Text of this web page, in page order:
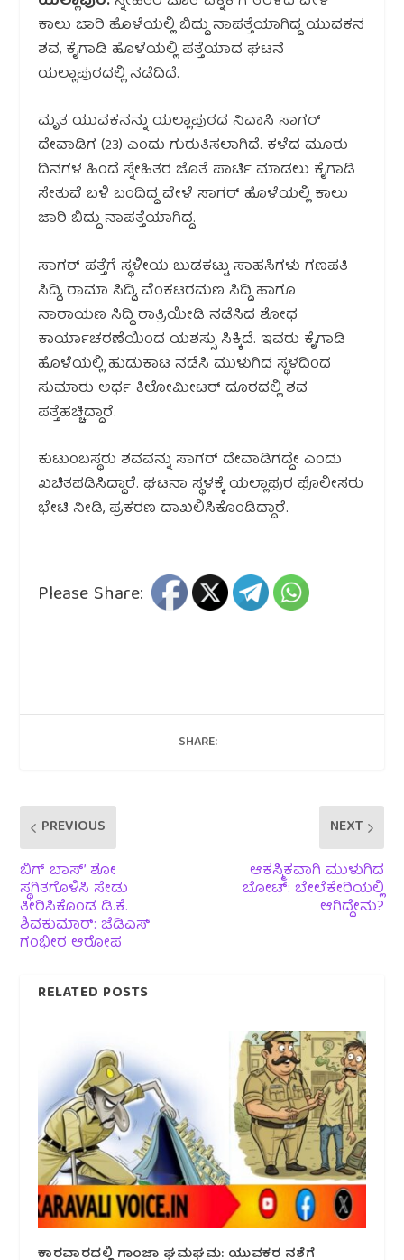
ಕಾಲು ಜಾರಿ ಹೊಳೆಯಲ್ಲಿ ಬಿದ್ದು ನಾಪತ್ತೆಯಾಗಿದ್ದ ಯುವಕನ
ಶವ, ಕೈಗಾಡಿ ಹೊಳೆಯಲ್ಲಿ ಪತ್ತೆಯಾದ ಘಟನೆ
ಯಲ್ಲಾಪುರದಲ್ಲಿ ನಡೆದಿದೆ.
ಮೃತ ಯುವಕನನ್ನು ಯಲ್ಲಾಪುರದ ನಿವಾಸಿ ಸಾಗರ್
ದೇವಾಡಿಗ (23) ಎಂದು ಗುರುತಿಸಲಾಗಿದೆ. ಕಳೆದ ಮೂರು
ದಿನಗಳ ಹಿಂದೆ ಸ್ನೇಹಿತರ ಜೊತೆ ಪಾರ್ಟಿ ಮಾಡಲು ಕೈಗಾಡಿ
ಸೇತುವೆ ಬಳಿ ಬಂದಿದ್ದ ವೇಳೆ ಸಾಗರ್ ಹೊಳೆಯಲ್ಲಿ ಕಾಲು
ಜಾರಿ ಬಿದ್ದು ನಾಪತ್ತೆಯಾಗಿದ್ದ.
ಸಾಗರ್ ಪತ್ತೆಗೆ ಸ್ಥಳೀಯ ಬುಡಕಟ್ಟು ಸಾಹಸಿಗಳು ಗಣಪತಿ
ಸಿದ್ದಿ, ರಾಮಾ ಸಿದ್ದಿ, ವೆಂಕಟರಮಣ ಸಿದ್ದಿ ಹಾಗೂ
ನಾರಾಯಣ ಸಿದ್ದಿ ರಾತ್ರಿಯೀಡಿ ನಡೆಸಿದ ಶೋಧ
ಕಾರ್ಯಾಚರಣೆಯಿಂದ ಯಶಸ್ಸು ಸಿಕ್ಕಿದೆ. ಇವರು ಕೈಗಾಡಿ
ಹೊಳೆಯಲ್ಲಿ ಹುಡುಕಾಟ ನಡೆಸಿ ಮುಳುಗಿದ ಸ್ಥಳದಿಂದ
ಸುಮಾರು ಅರ್ಧ ಕಿಲೋಮೀಟರ್ ದೂರದಲ್ಲಿ ಶವ
ಪತ್ತೆಹಚ್ಚಿದ್ದಾರೆ.
ಕುಟುಂಬಸ್ಥರು ಶವವನ್ನು ಸಾಗರ್ ದೇವಾಡಿಗದ್ದೇ ಎಂದು
ಖಚಿತಪಡಿಸಿದ್ದಾರೆ. ಘಟನಾ ಸ್ಥಳಕ್ಕೆ ಯಲ್ಲಾಪುರ ಪೊಲೀಸರು
ಭೇಟಿ ನೀಡಿ, ಪ್ರಕರಣ ದಾಖಲಿಸಿಕೊಂಡಿದ್ದಾರೆ.
Please Share:
SHARE:
PREVIOUS
ಬಿಗ್ ಬಾಸ್’ ಶೋ
ಸ್ಥಗಿತಗೊಳಿಸಿ ಸೇಡು
ತೀರಿಸಿಕೊಂಡ ಡಿ.ಕೆ.
ಶಿವಕುಮಾರ್: ಜೆಡಿಎಸ್
ಗಂಭೀರ ಆರೋಪ
NEXT
ಆಕಸ್ಮಿಕವಾಗಿ ಮುಳುಗಿದ
ಬೋಟ್: ಬೇಲೆಕೇರಿಯಲ್ಲಿ
ಆಗಿದ್ದೇನು?
RELATED POSTS
ಕಾರವಾರದಲ್ಲಿ ಗಾಂಜಾ ಘಮಘಮ: ಯುವಕರ ನಶೆಗೆ